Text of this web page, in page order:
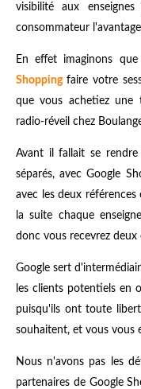
visibilité aux
consommateur
En effet imaginons que
Shopping faire votre
que vous achetiez une
radio-réveil chez
Avant il fallait se
séparés, avec Google
avec les deux
la suite chaque
donc vous recevrez deux
Google sert
les clients potentiels en
puisqu'ils ont toute
souhaitent, et vous vous
Nous n'avons pas les
partenaires de Google